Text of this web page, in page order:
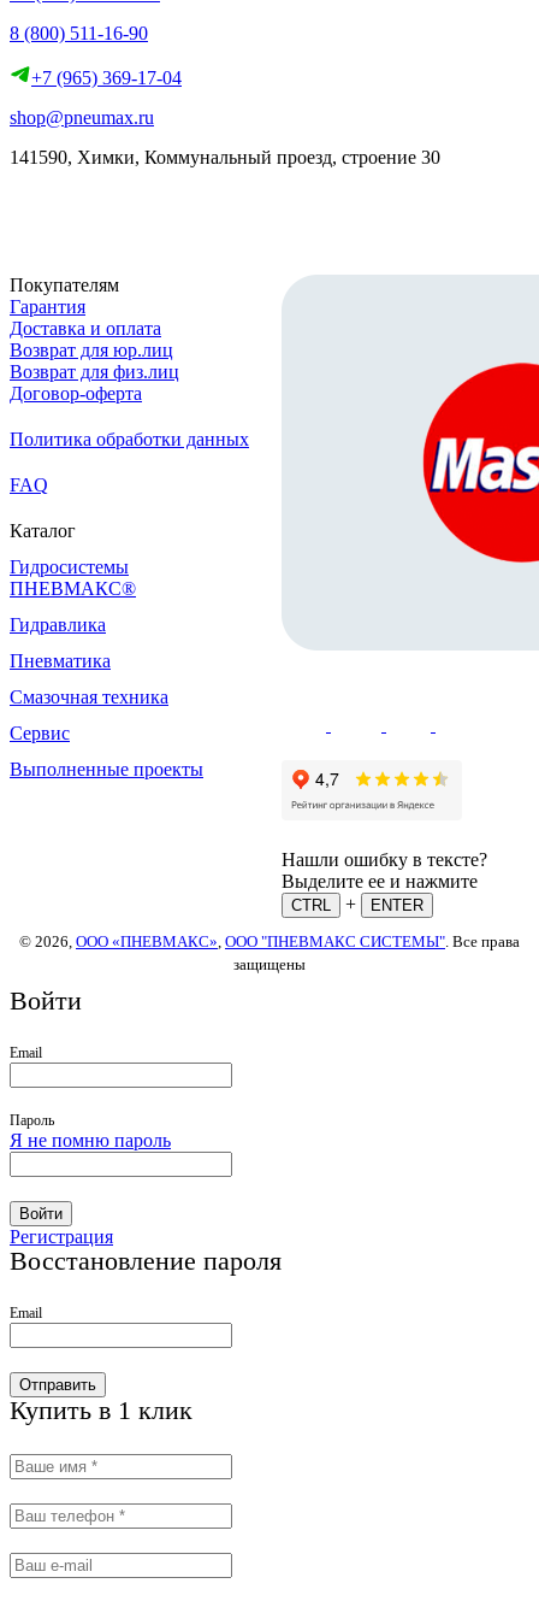
8 (800) 511-16-90
+7 (965) 369-17-04
shop@pneumax.ru
141590, Химки, Коммунальный проезд, строение 30
Покупателям
Гарантия
Доставка и оплата
Возврат для юр.лиц
Возврат для физ.лиц
Договор-оферта
Политика обработки данных
FAQ
Каталог
Гидросистемы
ПНЕВМАКС®
Гидравлика
Пневматика
Смазочная техника
Сервис
Выполненные проекты
Нашли ошибку в тексте?
Выделите ее и нажмите
CTRL +
ENTER
© 2026, ООО «ПНЕВМАКС», ООО "ПНЕВМАКС СИСТЕМЫ". Все права
защищены
Войти
Email
Пароль
Я не помню пароль
Войти
Регистрация
Восстановление пароля
Email
Отправить
Купить в 1 клик